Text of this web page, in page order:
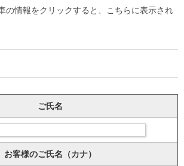
の情報をクリックすると、こちらに表示され
ご氏名
お客様のご氏名（カナ）